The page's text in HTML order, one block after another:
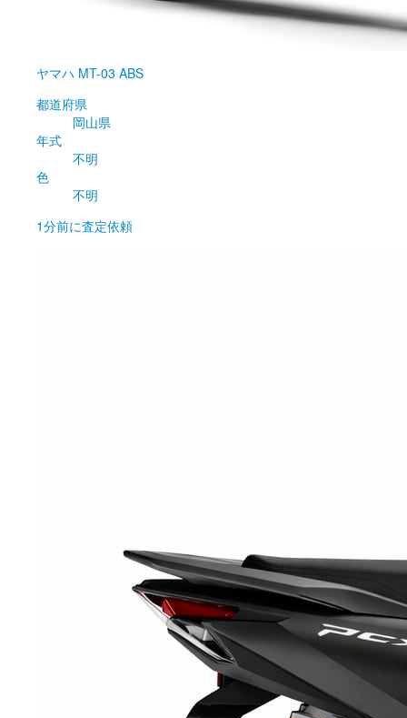
ヤマハ MT-03 ABS
都道府県
岡山県
年式
不明
色
不明
1分前に査定依頼